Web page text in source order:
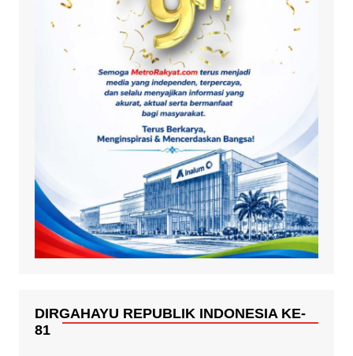
DIRGAHAYU REPUBLIK INDONESIA KE-
81